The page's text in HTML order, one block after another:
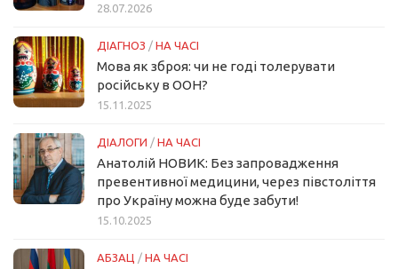
28.07.2026
ДІАГНОЗ / НА ЧАСІ
Мова як зброя: чи не годі толерувати
російську в ООН?
15.11.2025
ДІАЛОГИ / НА ЧАСІ
Анатолій НОВИК: Без запровадження
превентивної медицини, через півстоліття
про Україну можна буде забути!
15.10.2025
АБЗАЦ / НА ЧАСІ